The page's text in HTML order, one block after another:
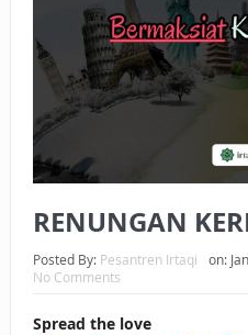
BAGAIMANA CARA
UANG HARAM BISA MENJADI
KEPEMILIKANNYA BERUBAH
ISTIDLAL BATIL VS ISTIDLAL
HUKUM MEMBAYAR ZAKAT
RENUNGAN
Posted By: Pesantren Irtaqi on:
No Comments
Spread the love